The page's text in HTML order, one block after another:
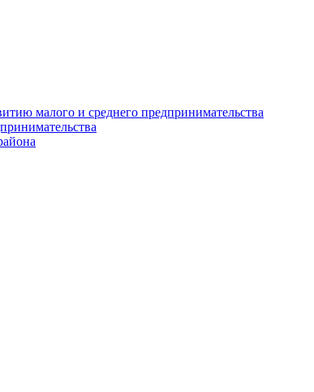
малого и среднего предпринимательства